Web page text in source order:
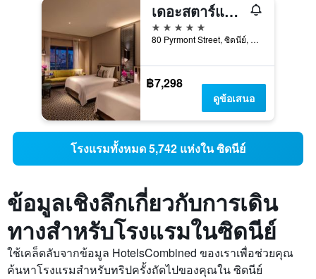
เดอะสตาร์แกรนด์ โฮเทลแอนด์เรสซิเดนเซส ซิดนีย์
5 ดาว
80 Pyrmont Street, ซิดนีย์, NSW, ออสเตรเลีย
฿7,298
ดูข้อเสนอ
โรงแรมทั้งหมด 5,742 แห่งใน ซิดนีย์
ข้อมูลเชิงลึกเกี่ยวกับการเดิน
ทางสำหรับโรงแรมในซิดนีย์
ใช้เคล็ดลับจากข้อมูล HotelsCombined ของเราเพื่อช่วยคุณ
ค้นหาโรงแรมสำหรับทริปครั้งถัดไปของคุณใน ซิดนีย์